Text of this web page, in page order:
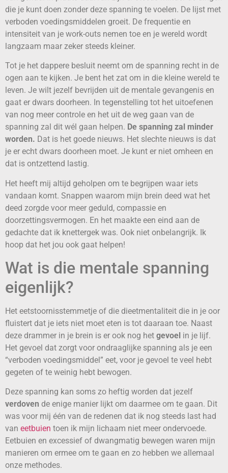
die je kunt doen zonder deze spanning te voelen. De lijst met
verboden voedingsmiddelen groeit. De frequentie en
intensiteit van je work-outs nemen toe en je wereld wordt
langzaam maar zeker steeds kleiner.
Tot je het dappere besluit neemt om de spanning recht in de
ogen aan te kijken. Je bent het zat om in die kleine wereld te
leven. Je wilt jezelf bevrijden uit de mentale gevangenis en
gaat er dwars doorheen. In tegenstelling tot het uitoefenen
van nog meer controle en het uit de weg gaan van de
spanning zal dit wél gaan helpen. De spanning zal minder
worden. Dat is het goede nieuws. Het slechte nieuws is dat
je er echt dwars doorheen moet. Je kunt er niet omheen en
dat is ontzettend lastig.
Het heeft mij altijd geholpen om te begrijpen waar iets
vandaan komt. Snappen waarom mijn brein deed wat het
deed zorgde voor meer geduld, compassie en
doorzettingsvermogen. En het maakte een eind aan de
gedachte dat ik knettergek was. Ook niet onbelangrijk. Ik
hoop dat het jou ook gaat helpen!
Wat is die mentale spanning
eigenlijk?
Het eetstoornisstemmetje of die dieetmentaliteit die in je oor
fluistert dat je iets niet moet eten is tot daaraan toe. Naast
deze drammer in je brein is er ook nog het gevoel in je lijf.
Het gevoel dat zorgt voor ondraaglijke spanning als je een
“verboden voedingsmiddel” eet, voor je gevoel te veel hebt
gegeten of te weinig hebt bewogen.
Deze spanning kan soms zo heftig worden dat jezelf
verdoven de enige manier lijkt om daarmee om te gaan. Dit
was voor mij één van de redenen dat ik nog steeds last had
van eetbuien toen ik mijn lichaam niet meer ondervoede.
Eetbuien en excessief of dwangmatig bewegen waren mijn
manieren om ermee om te gaan en zo hebben we allemaal
onze methodes.